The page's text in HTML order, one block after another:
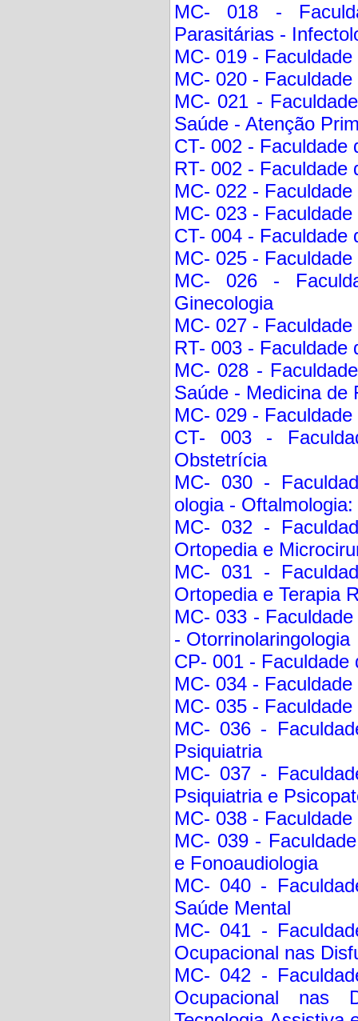
MC- 018 -
Parasitárias -
MC- 019 -
MC- 020 -
MC- 021 -
Saúde - Atenção
CT- 002 - Faculdade
RT- 002 - Faculdade
MC- 022 -
MC- 023 -
CT- 004 - Faculdade
MC- 025 -
MC- 026 -
Ginecologia
MC- 027 -
RT- 003 - Faculdade
MC- 028 -
Saúde - Medicina de
MC- 029 -
CT- 003 -
Obstetrícia
MC- 030 -
ologia -
MC- 032 -
Ortopedia e
MC- 031 -
Ortopedia e Terapia
MC- 033 -
- Otorrinolaringologia
CP- 001 - Faculdade
MC- 034 -
MC- 035 -
MC- 036 -
Psiquiatria
MC- 037 -
Psiquiatria e
MC- 038 -
MC- 039 -
e Fonoaudiologia
MC- 040 -
Saúde Mental
MC- 041 -
Ocupacional nas
MC- 042 -
Ocupacional nas